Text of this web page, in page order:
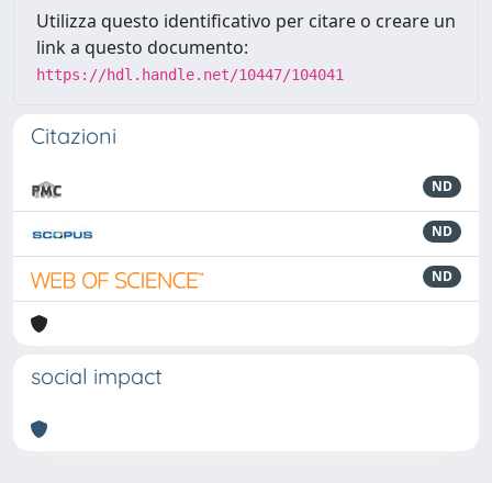
Utilizza questo identificativo per citare o creare un
link a questo documento:
https://hdl.handle.net/10447/104041
Citazioni
ND
ND
ND
social impact